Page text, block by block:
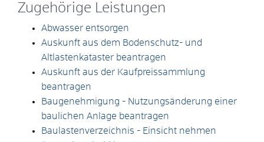
Zugehörige Leistungen
Abwasser entsorgen
Auskunft aus dem Bodenschutz- und
Altlastenkataster beantragen
Auskunft aus der Kaufpreissammlung
beantragen
Baugenehmigung - Nutzungsänderung einer
baulichen Anlage beantragen
Baulastenverzeichnis - Einsicht nehmen